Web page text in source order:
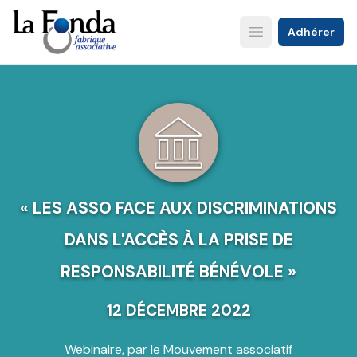
Aller
au
contenu
principal
Open main menu
Adhérer
« LES ASSO FACE AUX DISCRIMINATIONS
DANS L'ACCÈS À LA PRISE DE
RESPONSABILITÉ BÉNÉVOLE »
12 DÉCEMBRE 2022
Webinaire, par le Mouvement associatif